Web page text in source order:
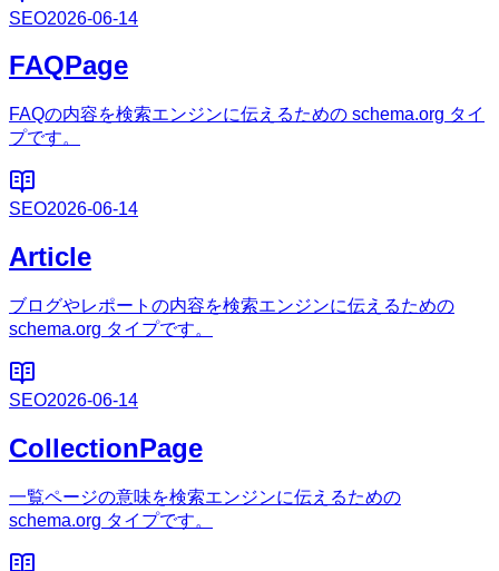
SEO2026-06-14
FAQPage
FAQの内容を検索エンジンに伝えるための schema.org タイ
プです。
SEO2026-06-14
Article
ブログやレポートの内容を検索エンジンに伝えるための
schema.org タイプです。
SEO2026-06-14
CollectionPage
一覧ページの意味を検索エンジンに伝えるための
schema.org タイプです。